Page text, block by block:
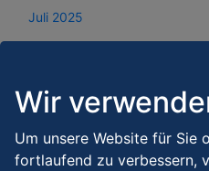
Juli 2025
März 2025
Wir
Um unsere Website für Sie
fortlaufend zu verbessern,